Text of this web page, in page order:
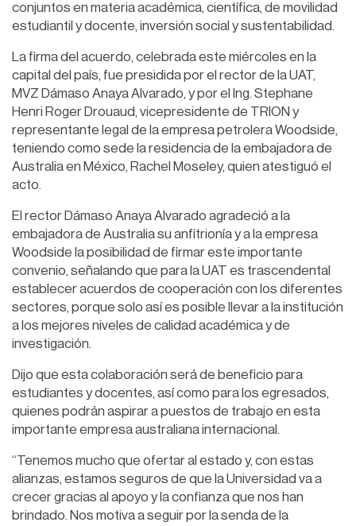
conjuntos en materia académica, científica, de movilidad
estudiantil y docente, inversión social y sustentabilidad.
La firma del acuerdo, celebrada este miércoles en la
capital del país, fue presidida por el rector de la UAT,
MVZ Dámaso Anaya Alvarado, y por el Ing. Stephane
Henri Roger Drouaud, vicepresidente de TRION y
representante legal de la empresa petrolera Woodside,
teniendo como sede la residencia de la embajadora de
Australia en México, Rachel Moseley, quien atestiguó el
acto.
El rector Dámaso Anaya Alvarado agradeció a la
embajadora de Australia su anfitrionía y a la empresa
Woodside la posibilidad de firmar este importante
convenio, señalando que para la UAT es trascendental
establecer acuerdos de cooperación con los diferentes
sectores, porque solo así es posible llevar a la institución
a los mejores niveles de calidad académica y de
investigación.
Dijo que esta colaboración será de beneficio para
estudiantes y docentes, así como para los egresados,
quienes podrán aspirar a puestos de trabajo en esta
importante empresa australiana internacional.
“Tenemos mucho que ofertar al estado y, con estas
alianzas, estamos seguros de que la Universidad va a
crecer gracias al apoyo y la confianza que nos han
brindado. Nos motiva a seguir por la senda de la